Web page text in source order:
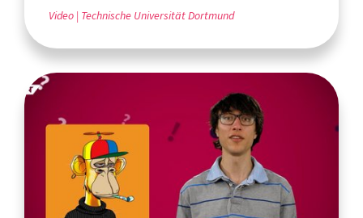
Video Technische Universität Dortmund